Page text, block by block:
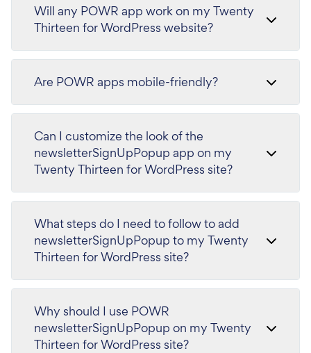
Will any POWR app work on my Twenty
Thirteen for WordPress website?
Are POWR apps mobile-friendly?
Can I customize the look of the
newsletterSignUpPopup app on my
Twenty Thirteen for WordPress site?
What steps do I need to follow to add
newsletterSignUpPopup to my Twenty
Thirteen for WordPress site?
Why should I use POWR
newsletterSignUpPopup on my Twenty
Thirteen for WordPress site?